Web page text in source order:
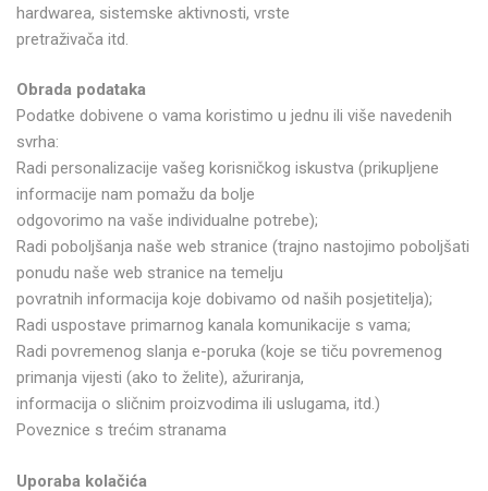
hardwarea, sistemske aktivnosti, vrste
pretraživača itd.
Obrada podataka
Podatke dobivene o vama koristimo u jednu ili više navedenih
svrha:
Radi personalizacije vašeg korisničkog iskustva (prikupljene
informacije nam pomažu da bolje
odgovorimo na vaše individualne potrebe);
Radi poboljšanja naše web stranice (trajno nastojimo poboljšati
ponudu naše web stranice na temelju
povratnih informacija koje dobivamo od naših posjetitelja);
Radi uspostave primarnog kanala komunikacije s vama;
Radi povremenog slanja e-poruka (koje se tiču povremenog
primanja vijesti (ako to želite), ažuriranja,
informacija o sličnim proizvodima ili uslugama, itd.)
Poveznice s trećim stranama
Uporaba kolačića